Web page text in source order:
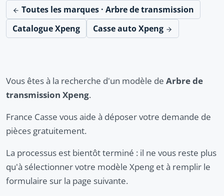
Toutes les marques · Arbre de transmission
Catalogue Xpeng
Casse auto Xpeng
Vous êtes à la recherche d'un modèle de Arbre de
transmission Xpeng.
France Casse vous aide à déposer votre demande de
pièces gratuitement.
La processus est bientôt terminé : il ne vous reste plus
qu'à sélectionner votre modèle Xpeng et à remplir le
formulaire sur la page suivante.